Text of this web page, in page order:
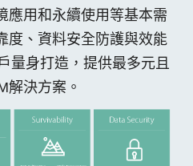
應用和永續使用等基本需
度、資料安全防護與效能
量身打造，提供最多元且
解決方案。